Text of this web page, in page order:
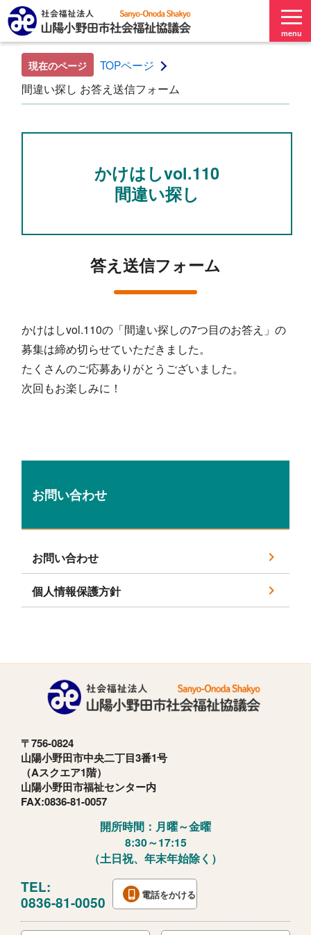
menu
現在のページ
TOPページ
間違い探し お答え送信フォーム
かけはしvol.110
間違い探し
答え送信フォーム
かけはしvol.110の「間違い探しの7つ目のお答え」の
募集は締め切らせていただきました。
たくさんのご応募ありがとうございました。
次回もお楽しみに！
お問い合わせ
お問い合わせ
個人情報保護方針
〒756-0824
山陽小野田市中央二丁目3番1号
（Aスクエア1階）
山陽小野田市福祉センター内
FAX:0836-81-0057
開所時間：月曜～金曜
8:30～17:15
（土日祝、年末年始除く）
TEL:
0836-81-0050
電話をかける